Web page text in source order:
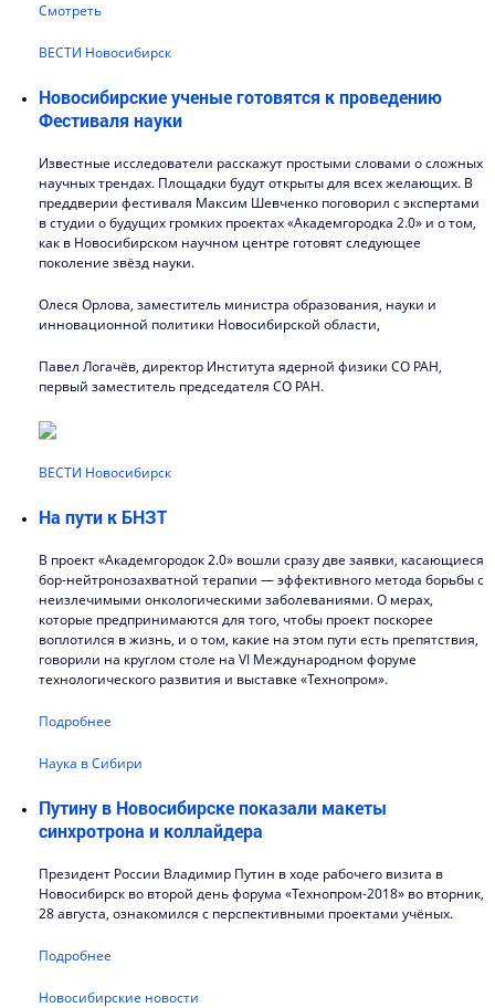
Смотреть
ВЕСТИ Новосибирск
Новосибирские ученые готовятся к проведению
Фестиваля науки
Известные исследователи расскажут простыми словами о сложных
научных трендах. Площадки будут открыты для всех желающих. В
преддверии фестиваля Максим Шевченко поговорил с экспертами
в студии о будущих громких проектах «Академгородка 2.0» и о том,
как в Новосибирском научном центре готовят следующее
поколение звёзд науки.
Олеся Орлова, заместитель министра образования, науки и
инновационной политики Новосибирской области,
Павел Логачёв, директор Института ядерной физики СО РАН,
первый заместитель председателя СО РАН.
ВЕСТИ Новосибирск
На пути к БНЗТ
В проект «Академгородок 2.0» вошли сразу две заявки, касающиеся
бор-нейтронозахватной терапии — эффективного метода борьбы с
неизлечимыми онкологическими заболеваниями. О мерах,
которые предпринимаются для того, чтобы проект поскорее
воплотился в жизнь, и о том, какие на этом пути есть препятствия,
говорили на круглом столе на VI Международном форуме
технологического развития и выставке «Технопром».
Подробнее
Наука в Сибири
Путину в Новосибирске показали макеты
синхротрона и коллайдера
Президент России Владимир Путин в ходе рабочего визита в
Новосибирск во второй день форума «Технопром-2018» во вторник,
28 августа, ознакомился с перспективными проектами учёных.
Подробнее
Новосибирские новости